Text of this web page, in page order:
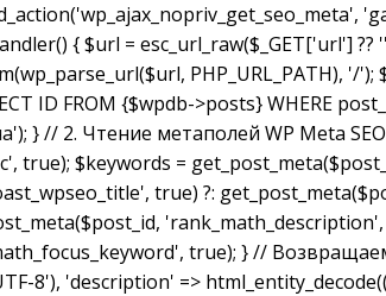
{ $url = esc_url_raw($_GET['url']
PHP_URL_PATH),
ID FROM {$wpdb->posts} WHERE
} // 2. Чтение метаполей WP Meta
true); $keywords =
true) ?:
true); } //
8'), 'description' =>